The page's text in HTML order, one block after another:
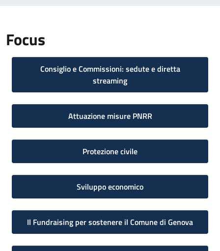
Focus
Consiglio e Commissioni: sedute e diretta
streaming
Attuazione misure PNRR
Protezione civile
Sviluppo economico
Il Fundraising per sostenere il Comune di Genova